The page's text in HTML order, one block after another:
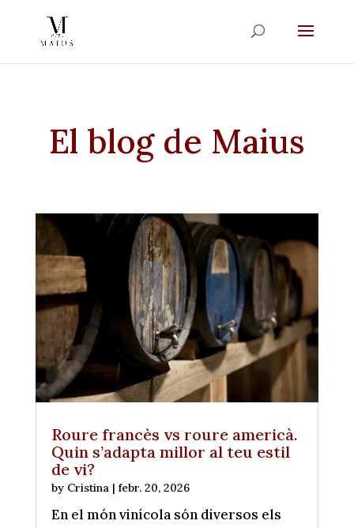
El blog de Maius
Roure francès vs roure americà.
Quin s’adapta millor al teu estil
de vi?
by Cristina| febr. 20, 2026
En el món vinícola són diversos els